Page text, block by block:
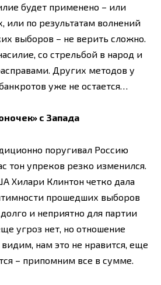
будет применено – или
или по результатам волнений
выборов – не верить сложно.
со стрельбой в народ и
Других методов у
уже не остается…
с Запада
поругивал Россию
тон упреков резко изменился.
Хилари Клинтон четко дала
прошедших выборов
и неприятно для партии
угроз нет, но отношение
нам это не нравится, еще
– припомним все в сумме.